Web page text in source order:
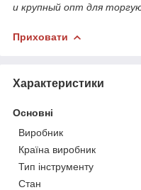
и крупный опт для
Приховати
Характеристики
Основні
Виробник
Країна виробник
Тип інструменту
Стан